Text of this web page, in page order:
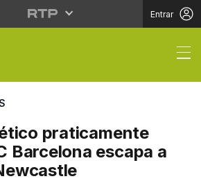
Entrar
Atlético
praticamente
Barcelona escapa a